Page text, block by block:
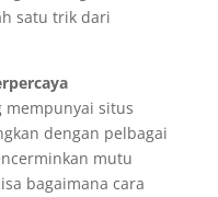
satu trik dari
mempunyai situs
dengan pelbagai
mutu
bagaimana cara